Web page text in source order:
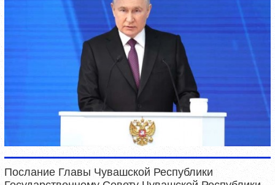
Послание Главы Чувашской Республики